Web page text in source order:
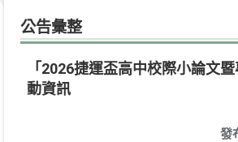
公告彙整
「2026捷運盃高中校際小論文
動資訊
發